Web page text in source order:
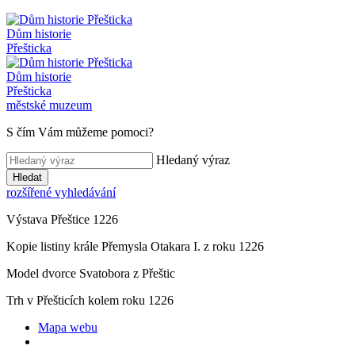
Dům historie
Přešticka
Dům historie
Přešticka
městské muzeum
S čím Vám můžeme pomoci?
Hledaný výraz
Hledat
rozšířené vyhledávání
Výstava Přeštice 1226
Kopie listiny krále Přemysla Otakara I. z roku 1226
Model dvorce Svatobora z Přeštic
Trh v Přešticích kolem roku 1226
Mapa webu